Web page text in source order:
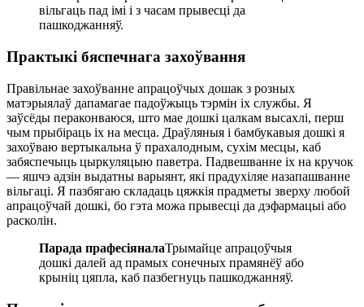
вільгаць пад імі і з часам прывесці да
пашкоджанняў.
Практыкі бяспечнага захоўвання
Правільнае захоўванне апрацоўчых дошак з розных
матэрыялаў дапамагае падоўжыць тэрмін іх службы. Я
заўсёды пераконваюся, што мае дошкі цалкам высахлі, перш
чым прыбіраць іх на месца. Драўляныя і бамбукавыя дошкі я
захоўваю вертыкальна ў прахалодным, сухім месцы, каб
забяспечыць цыркуляцыю паветра. Падвешванне іх на кручок
— яшчэ адзін выдатны варыянт, які прадухіляе назапашванне
вільгаці. Я пазбягаю складаць цяжкія прадметы зверху любой
апрацоўчай дошкі, бо гэта можа прывесці да дэфармацыі або
расколін.
Парада прафесіяналаТрымайце апрацоўчыя
дошкі далей ад прамых сонечных прамянёў або
крыніц цяпла, каб пазбегнуць пашкоджанняў.